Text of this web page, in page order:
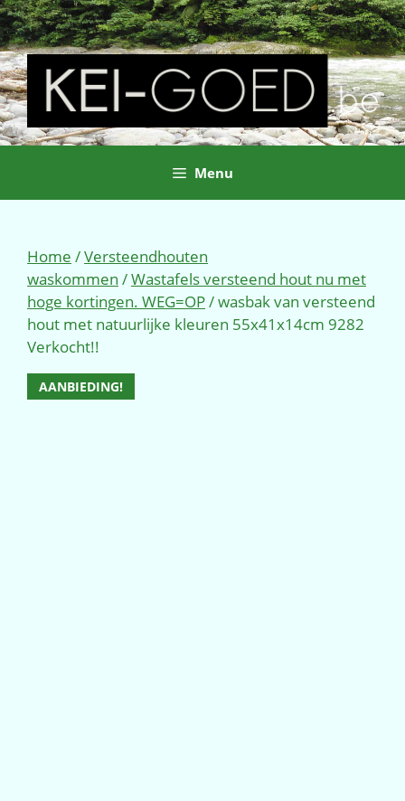
Ga
naar
de
inhoud
Menu
Home /Versteendhouten
waskommen /Wastafels versteend hout nu met
hoge kortingen. WEG=OP/ wasbak van versteend
hout met natuurlijke kleuren 55x41x14cm 9282
Verkocht!!
AANBIEDING!